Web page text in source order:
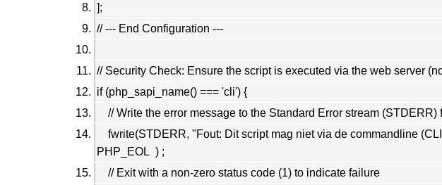
];
// --- End Configuration ---
// Security Check: Ensure the script is executed via the web server
if (php_sapi_name() === 'cli') {
// Write the error message to the Standard Error stream (STDERR)
fwrite(STDERR, "Fout: Dit script mag niet via de commandline
PHP_EOL ) ;
// Exit with a non-zero status code (1) to indicate failure